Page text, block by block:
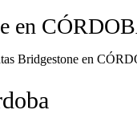
en
Bridgestone en